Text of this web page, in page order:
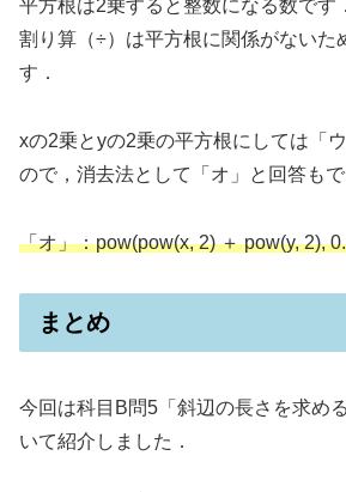
平方根は2乗すると整数になる数です．
割り算（÷）は平方根に関係がないた
す．
xの2乗とyの2乗の平方根にしては「
ので，消去法として「オ」と回答もで
「オ」：pow(pow(x, 2) ＋ pow(y, 2),
まとめ
今回は科目B問5「斜辺の長さを求め
いて紹介しました．